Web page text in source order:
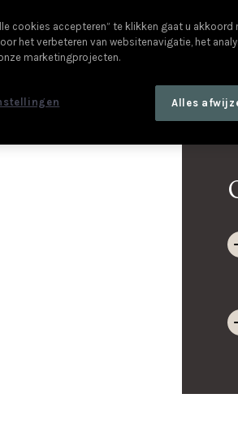
cookies accepteren” te klikken gaat u
het verbeteren van websitenavigatie, het
marketingprojecten.
Alles